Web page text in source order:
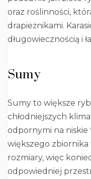
oraz roślinności,
drapieżnikami.
długowiecznością i
Sumy
Sumy to większe
chłodniejszych
odpornymi na
większego zbiornika
rozmiary, więc
odpowiedniej